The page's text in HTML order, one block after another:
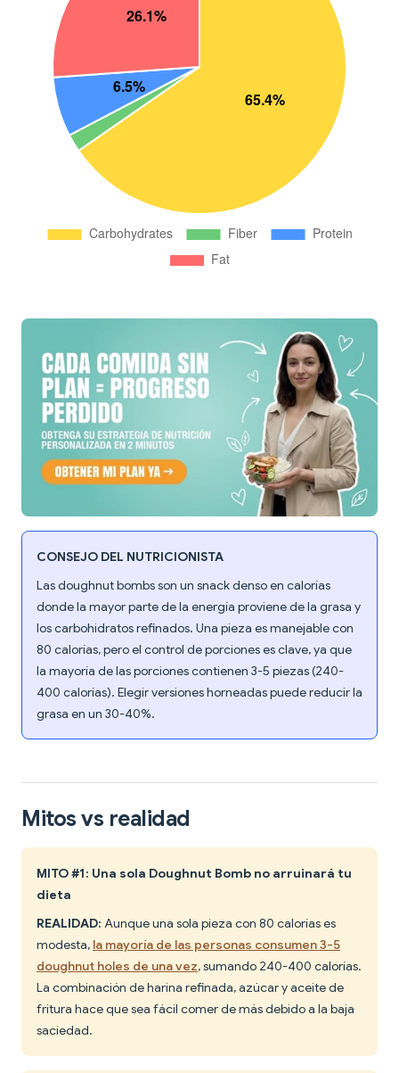
CONSEJO DEL NUTRICIONISTA
Las doughnut bombs son un snack denso en calorías
donde la mayor parte de la energía proviene de la grasa y
los carbohidratos refinados. Una pieza es manejable con
80 calorías, pero el control de porciones es clave, ya que
la mayoría de las porciones contienen 3-5 piezas (240-
400 calorías). Elegir versiones horneadas puede reducir la
grasa en un 30-40%.
Mitos vs realidad
MITO #1: Una sola Doughnut Bomb no arruinará tu
dieta
REALIDAD: Aunque una sola pieza con 80 calorías es
modesta, la mayoría de las personas consumen 3-5
doughnut holes de una vez, sumando 240-400 calorías.
La combinación de harina refinada, azúcar y aceite de
fritura hace que sea fácil comer de más debido a la baja
saciedad.